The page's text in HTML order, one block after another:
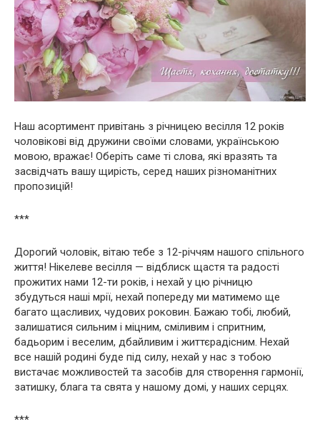
Наш асортимент привітань з річницею весілля 12 років
чоловікові від дружини своїми словами, українською
мовою, вражає! Оберіть саме ті слова, які вразять та
засвідчать вашу щирість, серед наших різноманітних
пропозицій!
***
Дорогий чоловік, вітаю тебе з 12-річчям нашого спільного
життя! Нікелеве весілля — відблиск щастя та радості
прожитих нами 12-ти років, і нехай у цю річницю
збудуться наші мрії, нехай попереду ми матимемо ще
багато щасливих, чудових роковин. Бажаю тобі, любий,
залишатися сильним і міцним, сміливим і спритним,
бадьорим і веселим, дбайливим і життєрадісним. Нехай
все нашій родині буде під силу, нехай у нас з тобою
вистачає можливостей та засобів для створення гармонії,
затишку, блага та свята у нашому домі, у наших серцях.
***